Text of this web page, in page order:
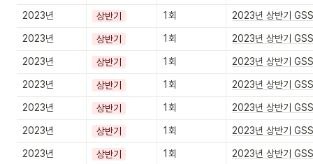
2023년 상반기 1회 2023년 상반기
2023년 상반기 1회 2023년 상반기
2023년 상반기 1회 2023년 상반기
2023년 상반기 1회 2023년 상반기
2023년 상반기 1회 2023년 상반기
2023년 상반기 1회 2023년 상반기
2023년 상반기 1회 2023년 상반기